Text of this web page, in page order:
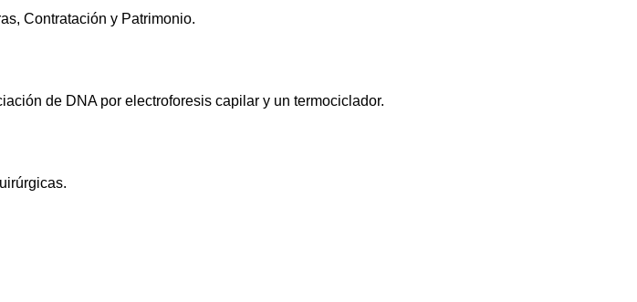
Contratación y Patrimonio.
de DNA por electroforesis capilar y un termociclador.